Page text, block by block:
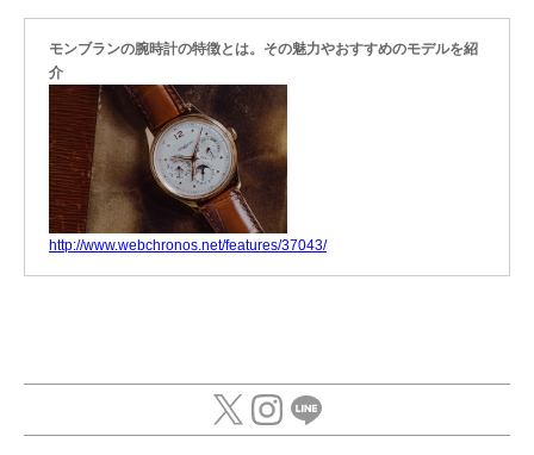
モンブランの腕時計の特徴とは。その魅力やおすすめのモデルを紹
介
http://www.webchronos.net/features/37043/